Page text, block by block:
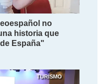
no
historia que
España"
TURISMO